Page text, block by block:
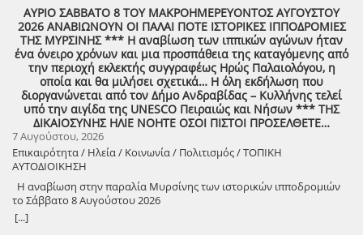
κανόνια του αγώνα! ΦΩΤΟΓΡΑΦΙΕΣ ΚΑΙ ΠΡΟΣΚΛΗΣΗ ΓΙΑ ΤΟ
ΣΥΝΑΠΑΝΤΗΜΑ (Πατήστε πάνω στο σύνδεσμο για να ανοίξει το
αρχείο) Ο Σύλλογος των απανταχού Δουκιωτών σάς προσκαλεί στην
εκδήλωση που θα πραγματοποιηθεί στο χωριό μας, το ΔΟΥΚΑ, σε
συνδιοργάνωση με τον Δήμο Αρχαίας Ολυμπίας, στις 13 Αυγούστου,
ημέρα Πέμπτη και ώρα 8:30 μ.μ., στην πλατεία του χωριού με θέμα:
«Άυλη πολιτιστική κληρονομιά: Eκφράσεις, Δράσεις Διαφύλαξης και
Προοπτικές στην Ηλεία» Oμιλητές: – Διομήδης Τόλιος, Διεύθυνση
Νεότερης Πολιτιστικής Κληρονομιάς ΥΠΠΟ-Σύλλογος Διβριωτών
Αθήνας – Γωγώ Κανελλοπούλου, εκπαιδευτικός – Νίκος
Σιάκκουλης, Πρόεδρος eco action Νεμούτας Θα ακολουθήσoυν
χοροί της Ηλείας από το Λύκειο Ελληνίδων Πύργου Η είσοδος για
την πολιτιστική εκδήλωση είναι ελεύθερη. Μετά το πέρας της
εκδήλωσης, σας προσκαλούμε να διασκεδάσουμε όλοι μαζί με
ζωντανή παραδοσιακή μουσική από τη μουσική ομάδα του
Λύσανδρου Παναγόπουλου, σε μια βραδιά γεμάτη κέφι, χορό και
ΑΥΡΙΟ ΣΑΒΒΑΤΟ 8 ΤΟΥ ΜΑΚΡΟΗΜΕΡΕΥΟΝΤΟΣ ΑΥΓΟΥΣΤΟΥ
2026 ΑΝΑΒΙΩΝΟΥΝ ΟΙ ΠΑΛΑΙ ΠΟΤΕ ΙΣΤΟΡΙΚΕΣ ΙΠΠΟΔΡΟΜΙΕΣ
ΤΗΣ ΜΥΡΣΙΝΗΣ *** Η αναβίωση των ιππικών αγώνων ήταν
ένα όνειρο χρόνων και μια προσπάθεια της καταγόμενης από
την περιοχή εκλεκτής συγγραφέως Ηρώς Παλαιολόγου, η
οποία και θα μιλήσει σχετικά… Η όλη εκδήλωση που
διοργανώνεται από τον Δήμο Ανδραβίδας – Κυλλήνης τελεί
υπό την αιγίδα της UNESCO Πειραιώς και Νήσων *** ΤΗΣ
ΔΙΚΑΙΟΣΥΝΗΣ ΗΛΙΕ ΝΟΗΤΕ ΟΣΟΙ ΠΙΣΤΟΙ ΠΡΟΣΕΛΘΕΤΕ…
7 Αυγούστου, 2026
Επικαιρότητα / Ηλεία / Κοινωνία / Πολιτισμός / ΤΟΠΙΚΗ
ΑΥΤΟΔΙΟΙΚΗΣΗ
Η αναβίωση στην παραλία Μυρσίνης των ιστορικών ιπποδρομιών
το Σάββατο 8 Αυγούστου 2026
[...]